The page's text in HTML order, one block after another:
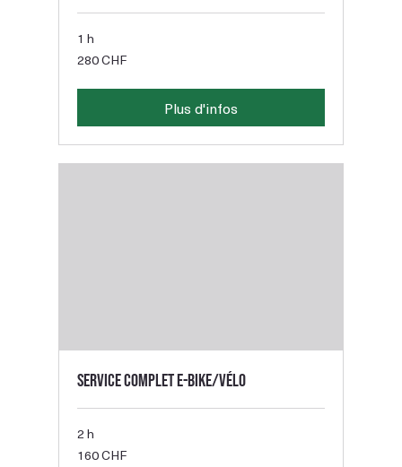
1 h
francs
280 CHF
Plus d'infos
Service complet E-bike/Vélo
2 h
160
francs
160 CHF